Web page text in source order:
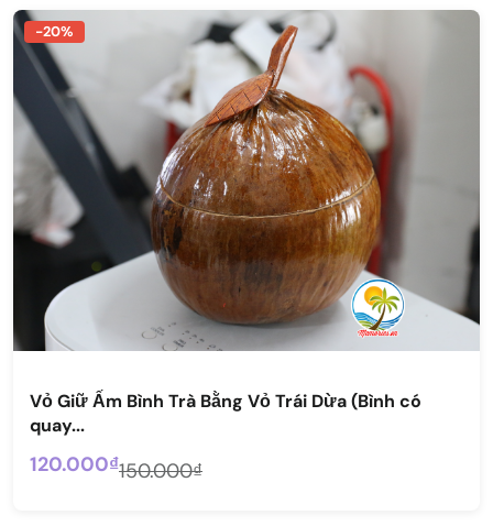
-20%
Vỏ Giữ Ấm Bình Trà Bằng Vỏ Trái Dừa (Bình có
quay...
120.000₫150.000₫